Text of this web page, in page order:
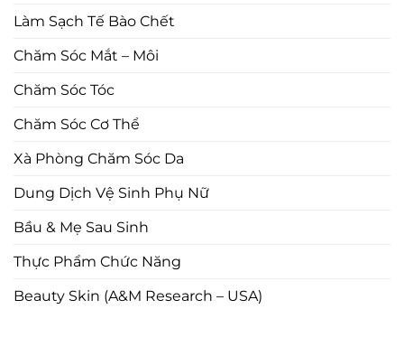
Làm Sạch Tế Bào Chết
Chăm Sóc Mắt – Môi
Chăm Sóc Tóc
Chăm Sóc Cơ Thể
Xà Phòng Chăm Sóc Da
Dung Dịch Vệ Sinh Phụ Nữ
Bầu & Mẹ Sau Sinh
Thực Phẩm Chức Năng
Beauty Skin (A&M Research – USA)